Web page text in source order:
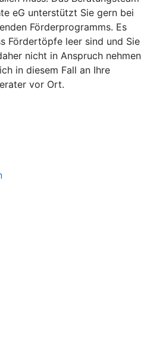
eG unterstützt Sie gern bei
Förderprogramms. Es
Fördertöpfe leer sind und Sie
nicht in Anspruch nehmen
in diesem Fall an Ihre
vor Ort.